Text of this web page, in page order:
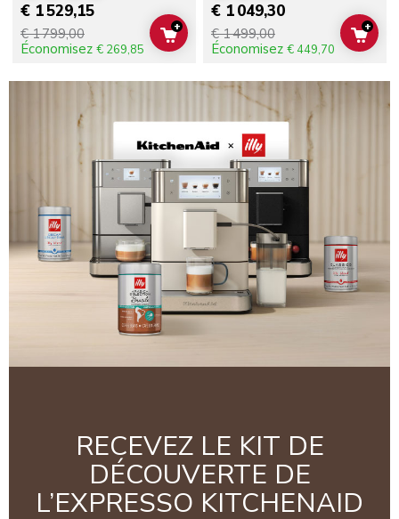
€ 1 529,15
€ 1 799,00
Économisez € 269,85
ADD TO CART
+
€ 1 049,30
€ 1 499,00
Économisez € 449,70
ADD
+
RECEVEZ LE KIT DE
DÉCOUVERTE DE
L’EXPRESSO KITCHENAID